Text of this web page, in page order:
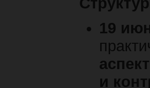
19
и